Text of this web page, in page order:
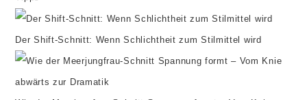
Der Shift-Schnitt: Wenn Schlichtheit zum Stilmittel wird